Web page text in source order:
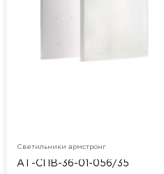
Светильники армстронг
АТ-СПВ-36-01-056/35